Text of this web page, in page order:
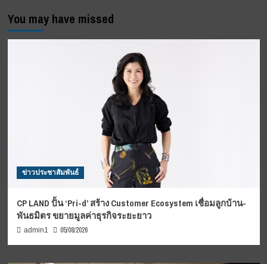
You may have missed
ข่าวประชาสัมพันธ์
CP LAND ปั้น ‘Pri-d’ สร้าง Customer Ecosystem เชื่อมลูกบ้าน-
พันธมิตร ขยายมูลค่าธุรกิจระยะยาว
admin1 05/08/2026